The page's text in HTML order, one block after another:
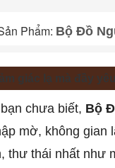
Phẩm: Bộ Đồ
giác lạ mà đầy
chưa biết, Bộ
mờ, không gian
thư thái nhất như